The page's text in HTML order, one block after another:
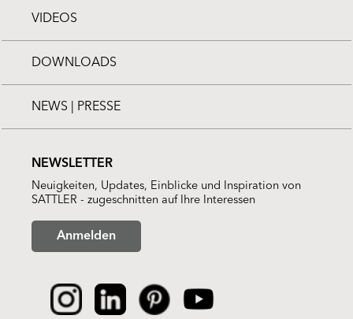
VIDEOS
DOWNLOADS
NEWS | PRESSE
NEWSLETTER
Neuigkeiten, Updates, Einblicke und Inspiration von
SATTLER - zugeschnitten auf Ihre Interessen
Anmelden